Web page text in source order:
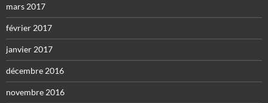
mars 2017
février 2017
janvier 2017
décembre 2016
novembre 2016